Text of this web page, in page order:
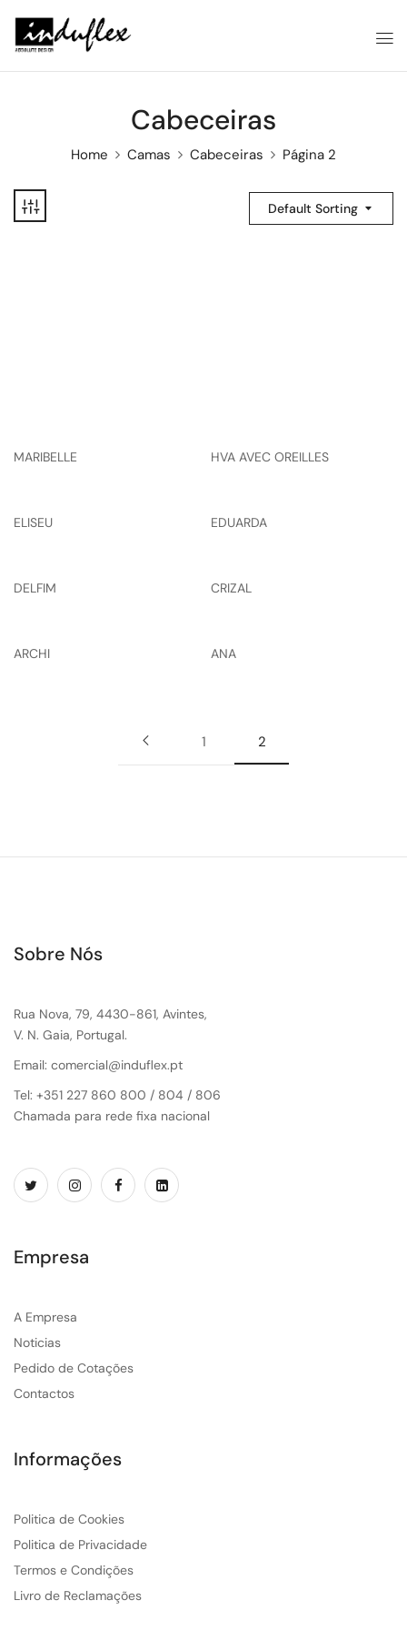
Cabeceiras
Home Camas Cabeceiras Página 2
Default Sorting
MARIBELLE HVA AVEC OREILLES
ELISEU EDUARDA
DELFIM CRIZAL
ARCHI ANA
1 2
Sobre Nós
Rua Nova, 79, 4430-861, Avintes,
V. N. Gaia, Portugal.
Email: comercial@induflex.pt
Tel: +351 227 860 800 / 804 / 806
Chamada para rede fixa nacional
Empresa
A Empresa
Noticias
Pedido de Cotações
Contactos
Informações
Politica de Cookies
Politica de Privacidade
Termos e Condições
Livro de Reclamações